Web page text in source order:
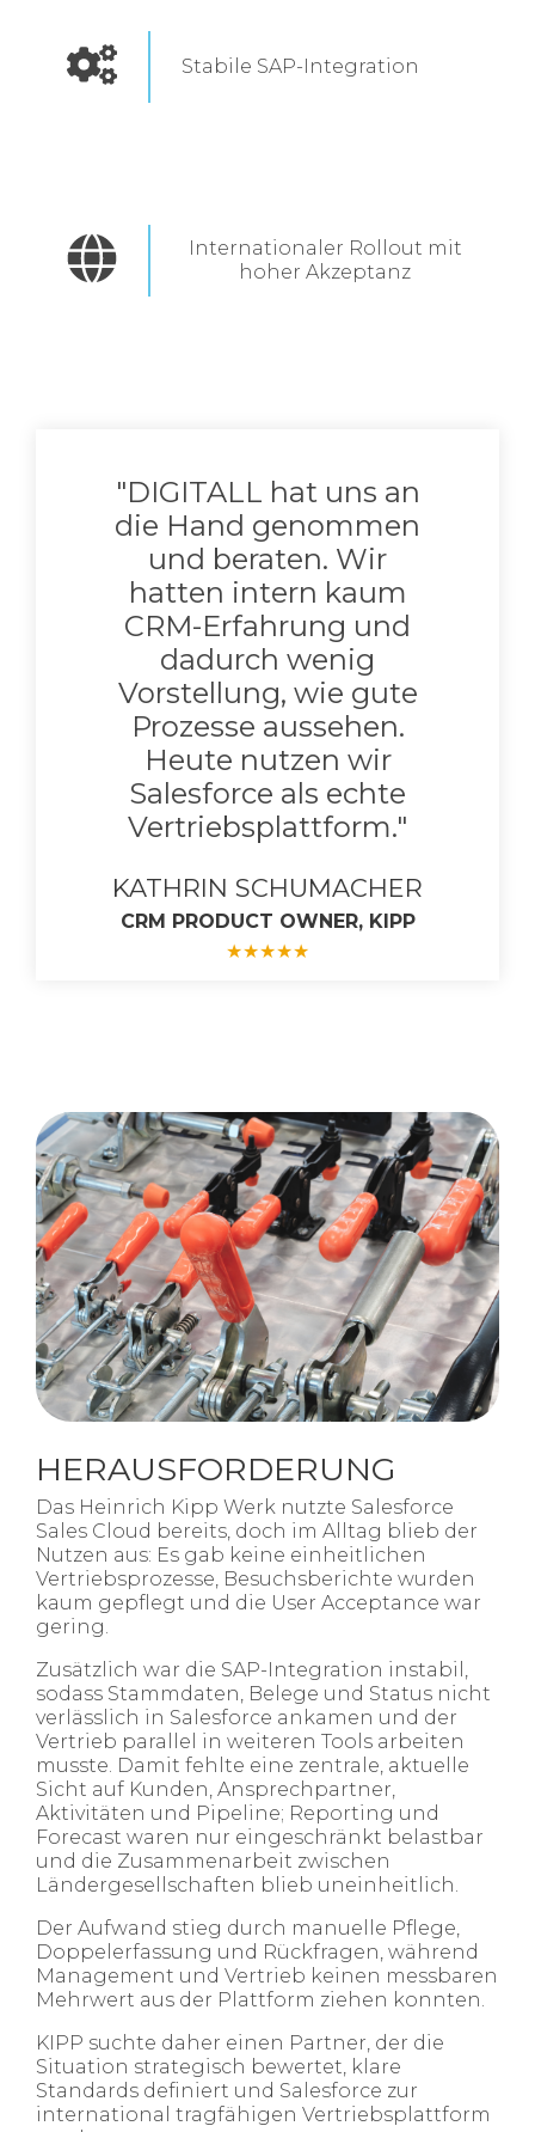
Stabile SAP-Integration
Internationaler Rollout mit
hoher Akzeptanz
"DIGITALL hat uns an
die Hand genommen
und beraten. Wir
hatten intern kaum
CRM-Erfahrung und
dadurch wenig
Vorstellung, wie gute
Prozesse aussehen.
Heute nutzen wir
Salesforce als echte
Vertriebsplattform."
KATHRIN SCHUMACHER
CRM PRODUCT OWNER, KIPP
★★★★★
HERAUSFORDERUNG
Das Heinrich Kipp Werk nutzte Salesforce
Sales Cloud bereits, doch im Alltag blieb der
Nutzen aus: Es gab keine einheitlichen
Vertriebsprozesse, Besuchsberichte wurden
kaum gepflegt und die User Acceptance war
gering.
Zusätzlich war die SAP-Integration instabil,
sodass Stammdaten, Belege und Status nicht
verlässlich in Salesforce ankamen und der
Vertrieb parallel in weiteren Tools arbeiten
musste. Damit fehlte eine zentrale, aktuelle
Sicht auf Kunden, Ansprechpartner,
Aktivitäten und Pipeline; Reporting und
Forecast waren nur eingeschränkt belastbar
und die Zusammenarbeit zwischen
Ländergesellschaften blieb uneinheitlich.
Der Aufwand stieg durch manuelle Pflege,
Doppelerfassung und Rückfragen, während
Management und Vertrieb keinen messbaren
Mehrwert aus der Plattform ziehen konnten.
KIPP suchte daher einen Partner, der die
Situation strategisch bewertet, klare
Standards definiert und Salesforce zur
international tragfähigen Vertriebsplattform